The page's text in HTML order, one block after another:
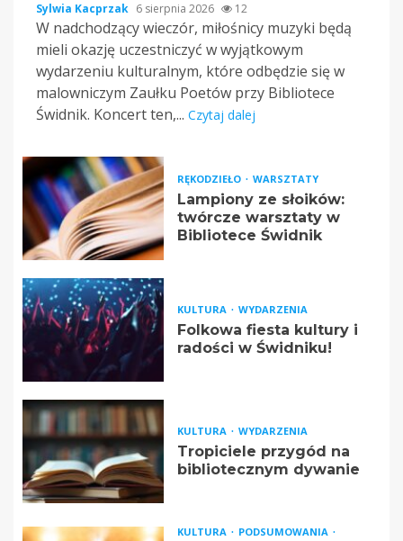
Sylwia Kacprzak 6 sierpnia 2026 12
W nadchodzący wieczór, miłośnicy muzyki będą
mieli okazję uczestniczyć w wyjątkowym
wydarzeniu kulturalnym, które odbędzie się w
malowniczym Zaułku Poetów przy Bibliotece
Świdnik. Koncert ten,... Czytaj dalej
RĘKODZIEŁO WARSZTATY
Lampiony ze słoików:
twórcze warsztaty w
Bibliotece Świdnik
KULTURA WYDARZENIA
Folkowa fiesta kultury i
radości w Świdniku!
KULTURA WYDARZENIA
Tropiciele przygód na
bibliotecznym dywanie
KULTURA
PODSUMOWANIA